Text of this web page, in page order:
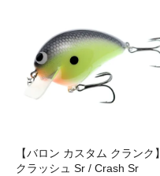
【バロン カスタム クランク】
クラッシュ Sr / Crash Sr